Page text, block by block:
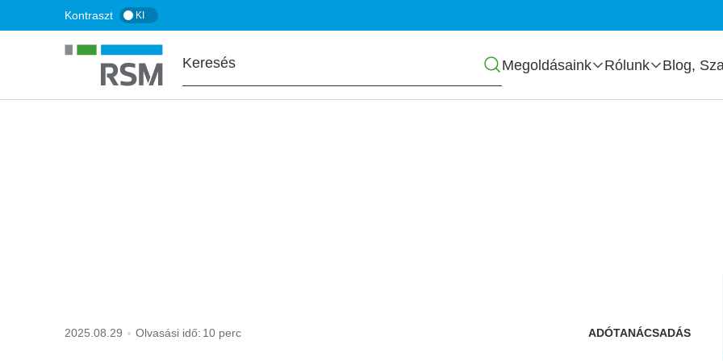
a
tartalomra
Kontraszt KI
Főmenü
Megoldásaink Rólunk Blog,
2025.08.29 Olvasási idő: 10 perc ADÓTANÁCSADÁS